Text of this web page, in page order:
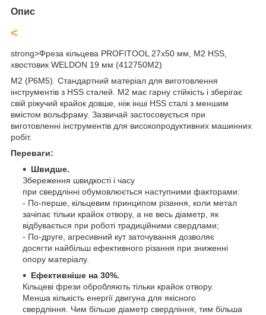
Опис
<
strong>Фреза кільцева PROFITOOL 27х50 мм, M2 HSS,
хвостовик WELDON 19 мм (412750M2)
M2 (Р6М5). Стандартний матеріал для виготовлення
інструментів з HSS сталей. М2 має гарну стійкість і зберігає
свій ріжучий крайок довше, ніж інші HSS сталі з меншим
вмістом вольфраму. Зазвичай застосовується при
виготовленні інструментів для високопродуктивних машинних
робіт.
Переваги:
Швидше.
Збереження швидкості і часу
при свердлінні обумовлюється наступними факторами:
- По-перше, кільцевим принципом різання, коли метал
зачіпає тільки крайок отвору, а не весь діаметр, як
відбувається при роботі традиційними свердлами;
- По-друге, агресивний кут заточування дозволяє
досягти найбільш ефективного різання при зниженні
опору матеріалу.
Eфективніше на 30%.
Кільцеві фрези обробляють тільки крайок отвору.
Менша кількість енергії двигуна для якісного
свердління. Чим більше діаметр свердління, тим більша